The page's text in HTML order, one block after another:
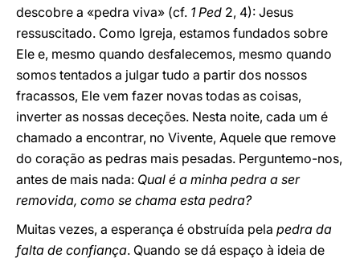
descobre a «pedra viva» (cf. 1 Ped 2, 4): Jesus
ressuscitado. Como Igreja, estamos fundados sobre
Ele e, mesmo quando desfalecemos, mesmo quando
somos tentados a julgar tudo a partir dos nossos
fracassos, Ele vem fazer novas todas as coisas,
inverter as nossas deceções. Nesta noite, cada um é
chamado a encontrar, no Vivente, Aquele que remove
do coração as pedras mais pesadas. Perguntemo-nos,
antes de mais nada: Qual é a minha pedra a ser
removida, como se chama esta pedra?
Muitas vezes, a esperança é obstruída pela pedra da
falta de confiança. Quando se dá espaço à ideia de